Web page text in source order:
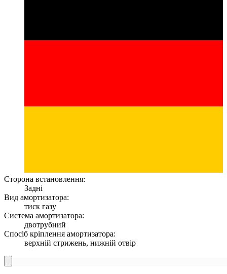
Сторона встановлення:
Задні
Вид амортизатора:
тиск газу
Система амортизатора:
двотрубний
Спосіб кріплення амортизатора:
верхній стрижень, нижній отвір